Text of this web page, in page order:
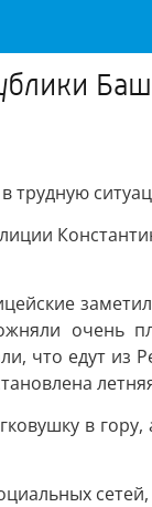
трудную
очень
что едут из
в